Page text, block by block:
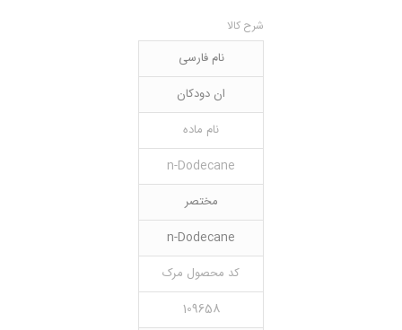
شرح کالا
نام فارسی
ان دودکان
نام ماده
n-Dodecane
مختصر
n-Dodecane
کد محصول مرک
109658